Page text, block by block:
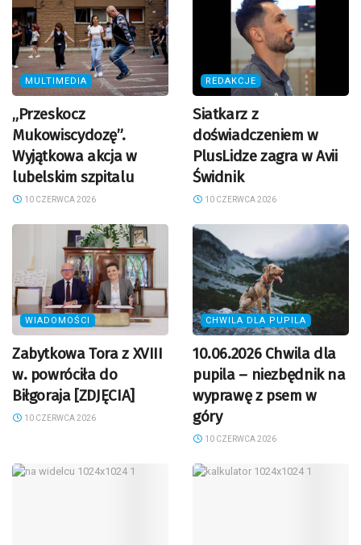
MULTIMEDIA
„Przeskocz
Mukowiscydozę”.
Wyjątkowa akcja w
lubelskim szpitalu
10 CZERWCA 2026
REDAKCJE
Siatkarz z
doświadczeniem w
PlusLidze zagra w Avii
Świdnik
10 CZERWCA 2026
WIADOMOŚCI
Zabytkowa Tora z XVIII
w. powróciła do
Biłgoraja [ZDJĘCIA]
10 CZERWCA 2026
CHWILA DLA PUPILA
10.06.2026 Chwila dla
pupila – niezbędnik na
wyprawę z psem w
góry
10 CZERWCA 2026